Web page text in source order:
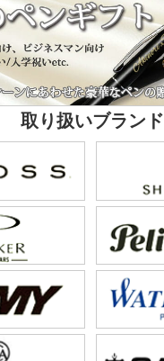
取り扱いブランド